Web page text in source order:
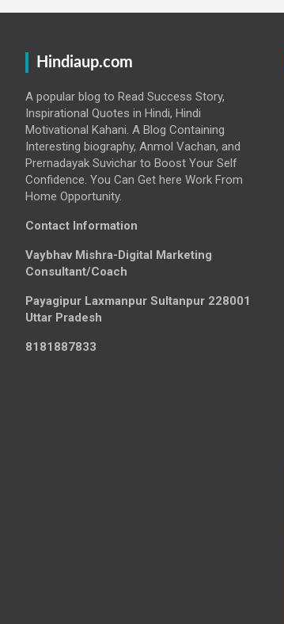
Hindiaup.com
A popular blog to Read Success Story,
Inspirational Quotes in Hindi, Hindi
Motivational Kahani. A Blog Containing
Interesting biography, Anmol Vachan, and
Prernadayak Suvichar to Boost Your Self
Confidence. You Can Get here Work From
Home Opportunity.
Contact Information
Vaybhav Mishra-Digital Marketing
Consultant/Coach
Payagipur Laxmanpur Sultanpur 228001
Uttar Pradesh
8181887833